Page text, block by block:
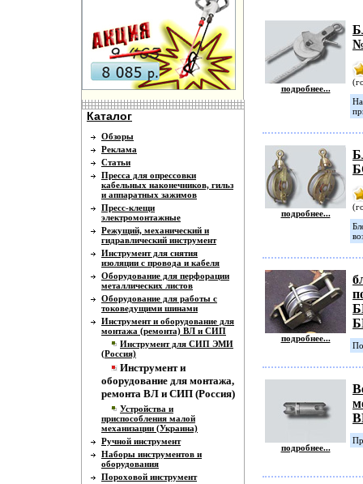
Каталог
Обзоры
Реклама
Статьи
Пресса для опрессовки
кабельных наконечников, гильз
и аппаратных зажимов
Пресс-клещи
электромонтажные
Режущий, механический и
гидравлический инструмент
Инструмент для снятия
изоляции с провода и кабеля
Оборудование для перфорации
металлических листов
Оборудование для работы с
токоведущими шинами
Инструмент и оборудование для
монтажа (ремонта) ВЛ и СИП
Инструмент для СИП ЭМИ
(Россия)
Инструмент и
оборудование для монтажа,
ремонта ВЛ и СИП (Россия)
Устройства и
приспособления малой
механизации (Украина)
Ручной инструмент
Наборы инструментов и
оборудования
Пороховой инструмент
подробнее...
подробнее...
подробнее...
подробнее...